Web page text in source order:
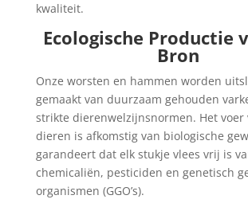
kwaliteit.
Ecologische Productie
Bron
Onze worsten en hammen worden
gemaakt van duurzaam gehouden
strikte dierenwelzijnsnormen. Het voer
dieren is afkomstig van biologische
garandeert dat elk stukje vlees vrij is
chemicaliën, pesticiden en genetisch
organismen (GGO’s).